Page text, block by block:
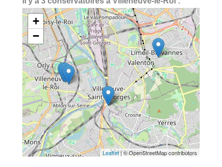
+
−
Leaflet| © OpenStreetMap contributors